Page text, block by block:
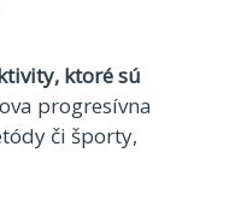
ktoré sú
progresívna
či športy,